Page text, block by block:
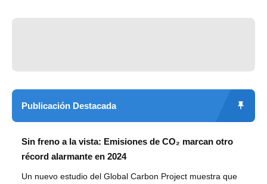
Publicación Destacada
Sin freno a la vista: Emisiones de CO₂ marcan otro
récord alarmante en 2024
Un nuevo estudio del Global Carbon Project muestra que